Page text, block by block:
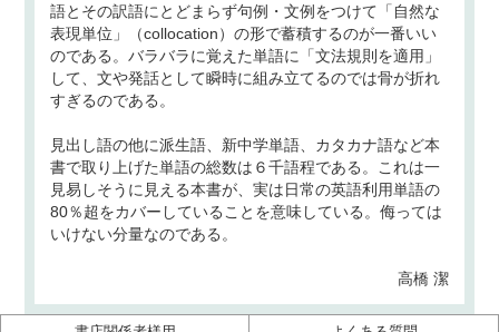
語とその訳語にとどまらず句例・文例をつけて「自然な
表現単位」（collocation）の形で蓄積するのが一番いい
のである。バラバラに覚えた単語に「文法規則を適用」
して、文や発話として瞬時に組み立てるのでは骨が折れ
すぎるのである。
見出し語の他に派生語、新中学単語、カタカナ語など本
書で取り上げた単語の総数は６千語程である。これは一
見易しそうに見える本書が、実は日常の英語利用単語の
80％超をカバーしていることを意味している。侮っては
いけない分量なのである。
高橋 潔